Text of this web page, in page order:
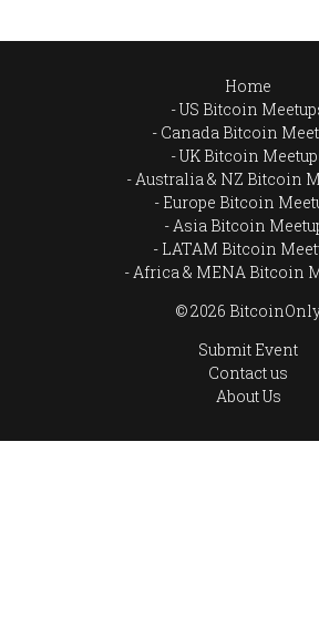
Home
US Bitcoin
Canada Bitcoin
UK Bitcoin
Australia & NZ Bitcoin
Europe Bitcoin
Asia Bitcoin
LATAM Bitcoin
Africa & MENA Bitcoin
© 2026
Submit Event
Contact us
About Us